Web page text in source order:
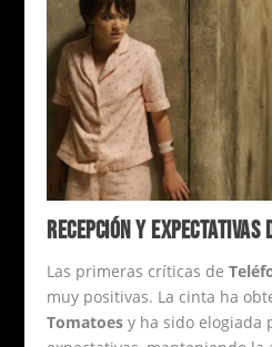
RECEPCIÓN Y EXPECTATIVAS
Las primeras críticas de
muy positivas. La cinta ha
Tomatoes y ha sido elogiada